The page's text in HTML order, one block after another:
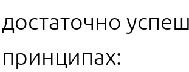
достаточно
принципах: